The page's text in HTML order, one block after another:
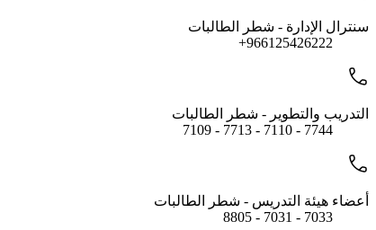
سنترال الإدارة - شطر الطالبات
966125426222+
التدريب والتطوير - شطر الطالبات
7744 - 7110 - 7713 - 7109
أعضاء هيئة التدريس - شطر الطالبات
7033 - 7031 - 8805